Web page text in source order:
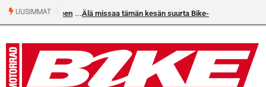
UUSIMMAT Älä missaa tämän kesän suurta Bike-numeroa!